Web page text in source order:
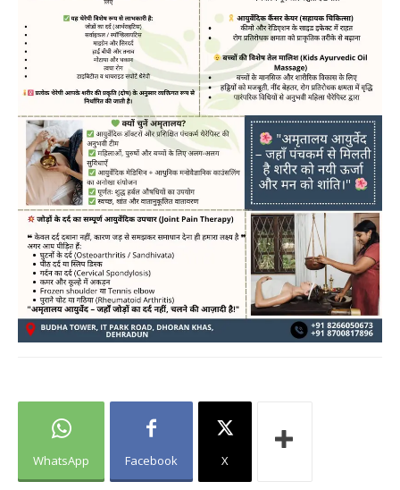
WhatsApp Facebook X